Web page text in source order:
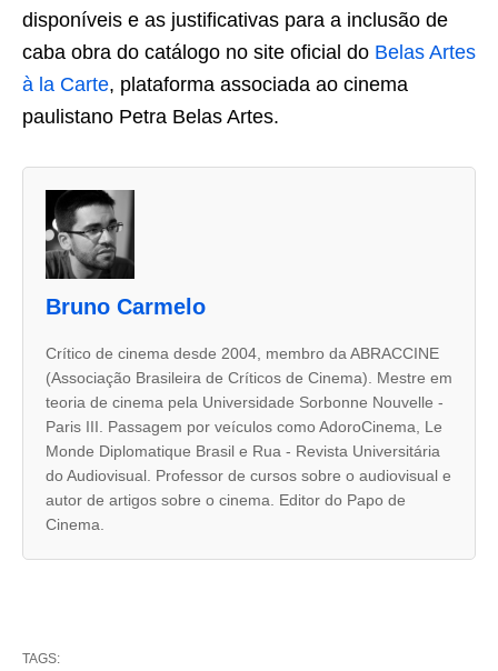
disponíveis e as justificativas para a inclusão de
caba obra do catálogo no site oficial do Belas Artes
à la Carte, plataforma associada ao cinema
paulistano Petra Belas Artes.
i
Bruno Carmelo
Crítico de cinema desde 2004, membro da ABRACCINE
(Associação Brasileira de Críticos de Cinema). Mestre em
teoria de cinema pela Universidade Sorbonne Nouvelle -
Paris III. Passagem por veículos como AdoroCinema, Le
Monde Diplomatique Brasil e Rua - Revista Universitária
do Audiovisual. Professor de cursos sobre o audiovisual e
autor de artigos sobre o cinema. Editor do Papo de
Cinema.
TAGS: